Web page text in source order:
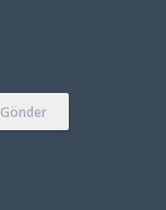
Gönder